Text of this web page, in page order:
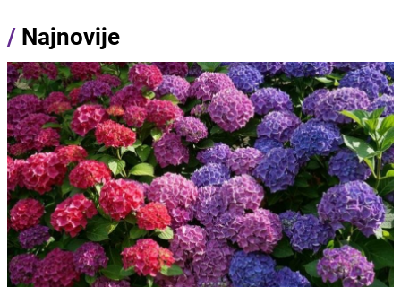
/ Najnovije